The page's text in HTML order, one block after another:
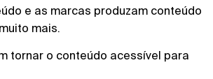
e as marcas produzam conteúdo
mais.
tornar o conteúdo acessível para